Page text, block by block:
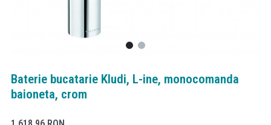
Baterie bucatarie Kludi, L-ine, monocomanda
baioneta, crom